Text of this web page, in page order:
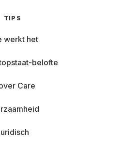
TIPS
werkt het
belofte
Care